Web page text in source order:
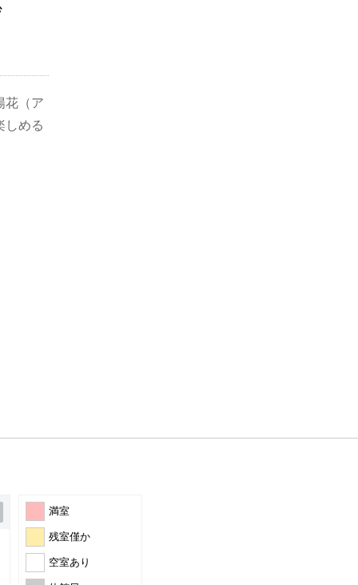
花（ア
しめる
満室
残室僅か
空室あり